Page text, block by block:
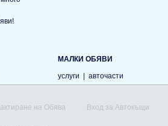
МАЛКИ ОБЯВИ
услуги
авточасти
на Обява Вход за Автокъщи